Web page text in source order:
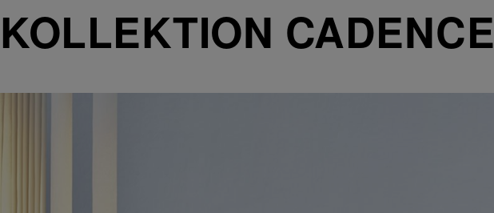
KOLLEKTION CADENCE